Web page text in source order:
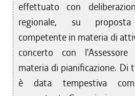
effettuato con
regionale, su proposta
competente in materia di
concerto con
materia di pianificazione. Di
è data tempestiva